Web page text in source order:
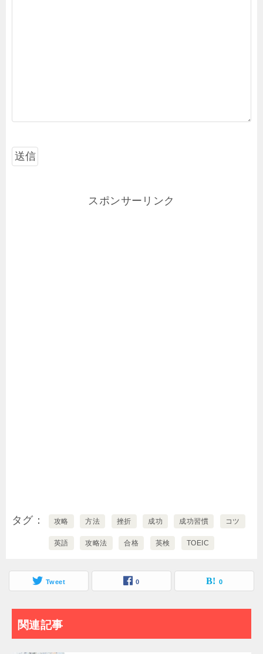
スポンサーリンク
タグ 攻略 方法 挫折 成功 成功習慣 コツ
英語 攻略法 合格 英検 TOEIC
Tweet 0 0
関連記事